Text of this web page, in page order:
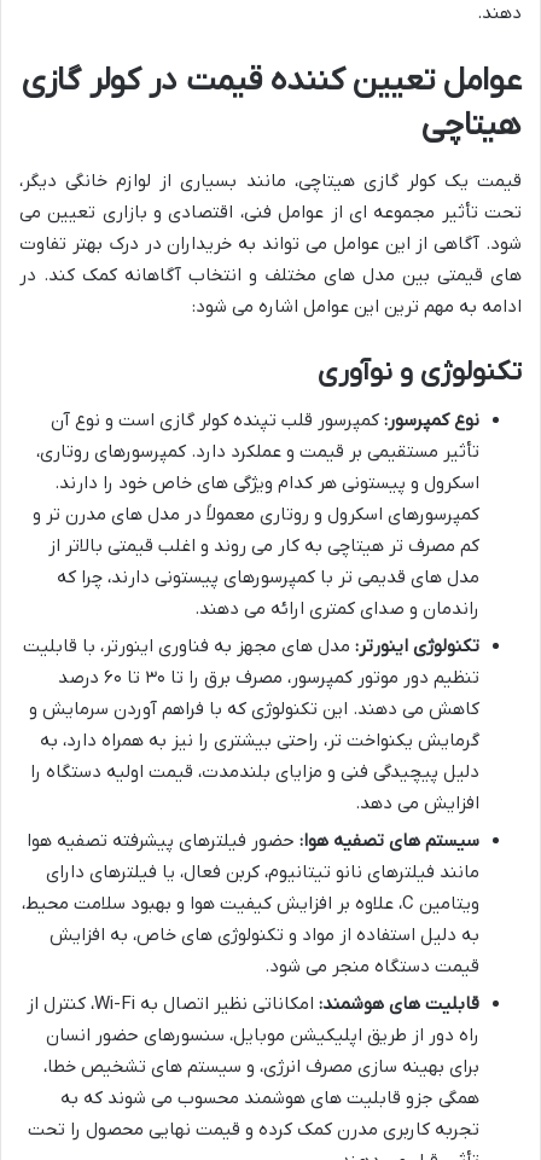
دهند.
عوامل تعیین کننده قیمت در کولر گازی
هیتاچی
قیمت یک کولر گازی هیتاچی، مانند بسیاری از لوازم خانگی دیگر،
تحت تأثیر مجموعه ای از عوامل فنی، اقتصادی و بازاری تعیین می
شود. آگاهی از این عوامل می تواند به خریداران در درک بهتر تفاوت
های قیمتی بین مدل های مختلف و انتخاب آگاهانه کمک کند. در
ادامه به مهم ترین این عوامل اشاره می شود:
تکنولوژی و نوآوری
نوع کمپرسور: کمپرسور قلب تپنده کولر گازی است و نوع آن
تأثیر مستقیمی بر قیمت و عملکرد دارد. کمپرسورهای روتاری،
اسکرول و پیستونی هر کدام ویژگی های خاص خود را دارند.
کمپرسورهای اسکرول و روتاری معمولاً در مدل های مدرن تر و
کم مصرف تر هیتاچی به کار می روند و اغلب قیمتی بالاتر از
مدل های قدیمی تر با کمپرسورهای پیستونی دارند، چرا که
راندمان و صدای کمتری ارائه می دهند.
تکنولوژی اینورتر: مدل های مجهز به فناوری اینورتر، با قابلیت
تنظیم دور موتور کمپرسور، مصرف برق را تا ۳۰ تا ۶۰ درصد
کاهش می دهند. این تکنولوژی که با فراهم آوردن سرمایش و
گرمایش یکنواخت تر، راحتی بیشتری را نیز به همراه دارد، به
دلیل پیچیدگی فنی و مزایای بلندمدت، قیمت اولیه دستگاه را
افزایش می دهد.
سیستم های تصفیه هوا: حضور فیلترهای پیشرفته تصفیه هوا
مانند فیلترهای نانو تیتانیوم، کربن فعال، یا فیلترهای دارای
ویتامین C، علاوه بر افزایش کیفیت هوا و بهبود سلامت محیط،
به دلیل استفاده از مواد و تکنولوژی های خاص، به افزایش
قیمت دستگاه منجر می شود.
قابلیت های هوشمند:
امکاناتی نظیر اتصال به Wi-Fi، کنترل از
راه دور از طریق اپلیکیشن موبایل، سنسورهای حضور انسان
برای بهینه سازی مصرف انرژی، و سیستم های تشخیص خطا،
همگی جزو قابلیت های هوشمند محسوب می شوند که به
تجربه کاربری مدرن کمک کرده و قیمت نهایی محصول را تحت